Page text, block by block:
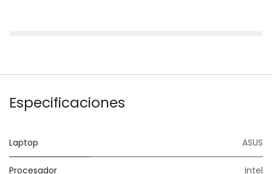
Especificaciones
Laptop ASUS
Procesador Intel